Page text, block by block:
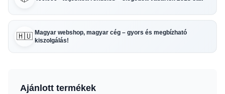
🇭🇺 Magyar webshop, magyar cég – gyors és megbízható
kiszolgálás!
Ajánlott termékek